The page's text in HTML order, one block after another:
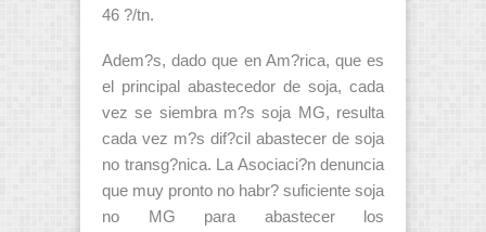
46 ?/tn.
Adem?s, dado que en Am?rica, que es
el principal abastecedor de soja, cada
vez se siembra m?s soja MG, resulta
cada vez m?s dif?cil abastecer de soja
no transg?nica. La Asociaci?n denuncia
que muy pronto no habr? suficiente soja
no MG para abastecer los